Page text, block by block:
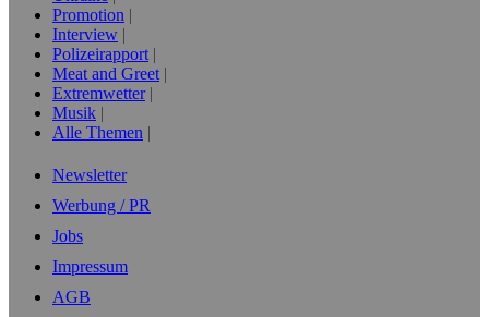
Promotion
Interview
Polizeirapport
Meat and Greet
Extremwetter
Musik
Alle Themen
Newsletter
Werbung / PR
Jobs
Impressum
AGB